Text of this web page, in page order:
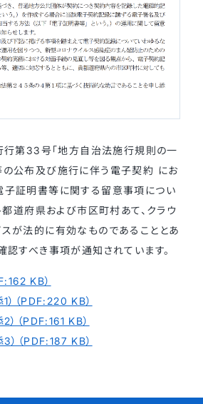
第33号「地方自治法施行規則の一
公布及び施行に伴う電子契約 にお
証明書等に関する留意事項につい
都道府県および市区町村あて、クラウ
が法的に有効なものであることとあ
認すべき事項が通知されています。
KB）
（PDF:220 KB）
（PDF:161 KB）
（PDF:187 KB）